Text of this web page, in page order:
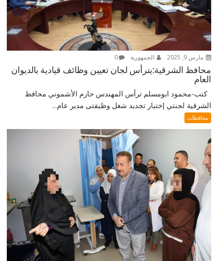
مارس 9, 2025 الجمهورية 0
محافظ الشرقية:يترأس لجان تعيين وظائف قيادية بالديوان
العام
كتب-محمود ابومسلم ترأس المهندس حازم الأشموني محافظ
الشرقية لجنتي إختبار تجديد شغل وظيفتى مدير عام...
محافظات